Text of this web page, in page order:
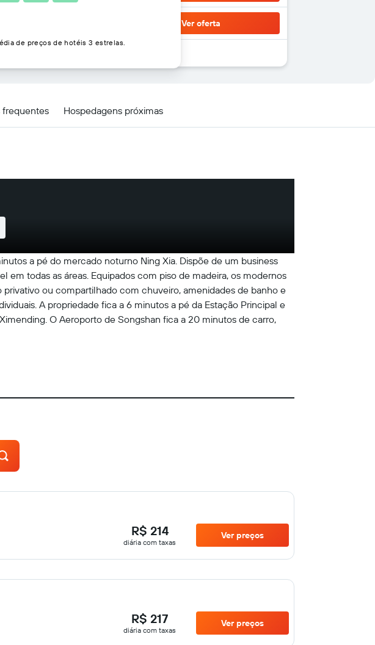
Ver oferta
frequentes Hospedagens próximas
a pé do mercado noturno Ning Xia. Dispõe de um business
todas as áreas. Equipados com piso de madeira, os modernos
ou compartilhado com chuveiro, amenidades de banho e
A propriedade fica a 6 minutos a pé da Estação Principal e
O Aeroporto de Songshan fica a 20 minutos de carro,
R$ 214
diária com taxas
Ver preços
R$ 217
diária com taxas
Ver preços
de preços de hotéis 3 estrelas.